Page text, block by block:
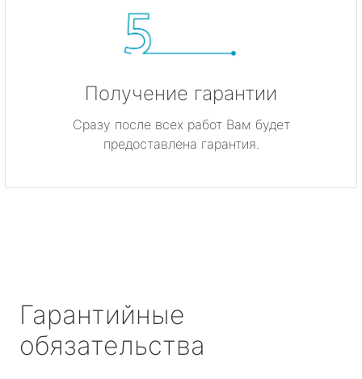
метро Кузьминки
метро Китай-город
метро Нагатинская
метро Каширская
метро Нагорная
Получение гарантии
Сразу после всех работ Вам будет
предоставлена гарантия.
Гарантийные
обязательства